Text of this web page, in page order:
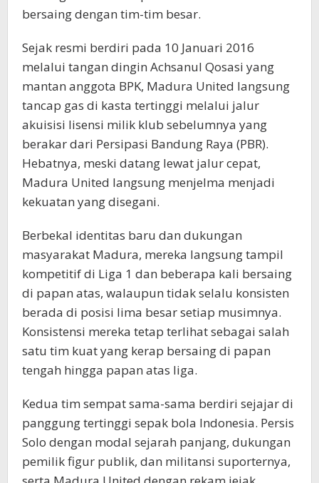
bersaing dengan tim-tim besar.
Sejak resmi berdiri pada 10 Januari 2016
melalui tangan dingin Achsanul Qosasi yang
mantan anggota BPK, Madura United langsung
tancap gas di kasta tertinggi melalui jalur
akuisisi lisensi milik klub sebelumnya yang
berakar dari Persipasi Bandung Raya (PBR).
Hebatnya, meski datang lewat jalur cepat,
Madura United langsung menjelma menjadi
kekuatan yang disegani.
Berbekal identitas baru dan dukungan
masyarakat Madura, mereka langsung tampil
kompetitif di Liga 1 dan beberapa kali bersaing
di papan atas, walaupun tidak selalu konsisten
berada di posisi lima besar setiap musimnya.
Konsistensi mereka tetap terlihat sebagai salah
satu tim kuat yang kerap bersaing di papan
tengah hingga papan atas liga.
Kedua tim sempat sama-sama berdiri sejajar di
panggung tertinggi sepak bola Indonesia. Persis
Solo dengan modal sejarah panjang, dukungan
pemilik figur publik, dan militansi suporternya,